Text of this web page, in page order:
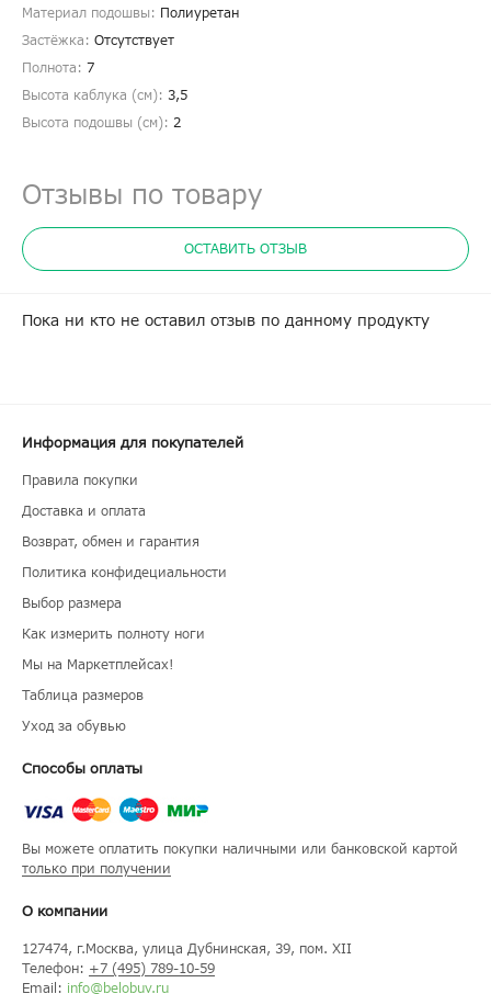
Материал подошвы: Полиуретан
Застёжка: Отсутствует
Полнота: 7
Высота каблука (см): 3,5
Высота подошвы (см): 2
Отзывы по товару
ОСТАВИТЬ ОТЗЫВ
Пока ни кто не оставил отзыв по данному продукту
Информация для покупателей
Правила покупки
Доставка и оплата
Возврат, обмен и гарантия
Политика конфидециальности
Выбор размера
Как измерить полноту ноги
Мы на Маркетплейсах!
Таблица размеров
Уход за обувью
Способы оплаты
Вы можете оплатить покупки наличными или банковской картой
только при получении
О компании
127474, г.Москва, улица Дубнинская, 39, пом. XII
Телефон: +7 (495) 789-10-59
Email: info@belobuv.ru